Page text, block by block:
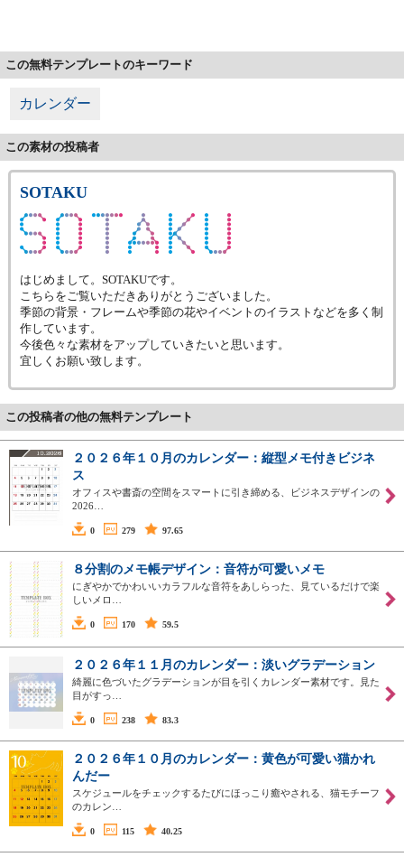
この無料テンプレートのキーワード
カレンダー
この素材の投稿者
SOTAKU
はじめまして。SOTAKUです。
こちらをご覧いただきありがとうございました。
季節の背景・フレームや季節の花やイベントのイラストなどを多く制
作しています。
今後色々な素材をアップしていきたいと思います。
宜しくお願い致します。
この投稿者の他の無料テンプレート
２０２６年１０月のカレンダー：縦型メモ付きビジネ
ス
オフィスや書斎の空間をスマートに引き締める、ビジネスデザインの
2026…
0 279 97.65
８分割のメモ帳デザイン：音符が可愛いメモ
にぎやかでかわいいカラフルな音符をあしらった、見ているだけで楽
しいメロ…
0 170 59.5
２０２６年１１月のカレンダー：淡いグラデーション
綺麗に色づいたグラデーションが目を引くカレンダー素材です。見た
目がすっ…
0 238 83.3
２０２６年１０月のカレンダー：黄色が可愛い猫かれ
んだー
スケジュールをチェックするたびにほっこり癒やされる、猫モチーフ
のカレン…
0 115 40.25